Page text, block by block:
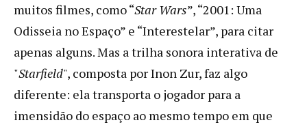
muitos filmes, como “Star Wars”, “2001: Uma
Odisseia no Espaço” e “Interestelar”, para citar
apenas alguns. Mas a trilha sonora interativa de
"Starfield", composta por Inon Zur, faz algo
diferente: ela transporta o jogador para a
imensidão do espaço ao mesmo tempo em que